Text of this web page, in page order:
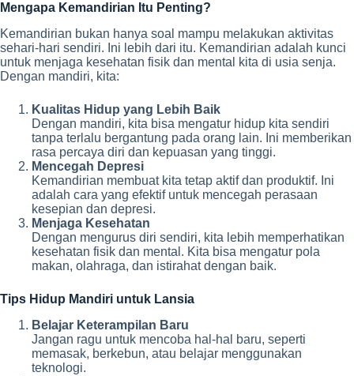
Mengapa Kemandirian Itu Penting?
Kemandirian bukan hanya soal mampu melakukan aktivitas
sehari-hari sendiri. Ini lebih dari itu. Kemandirian adalah kunci
untuk menjaga kesehatan fisik dan mental kita di usia senja.
Dengan mandiri, kita:
Kualitas Hidup yang Lebih Baik
Dengan mandiri, kita bisa mengatur hidup kita sendiri
tanpa terlalu bergantung pada orang lain. Ini memberikan
rasa percaya diri dan kepuasan yang tinggi.
Mencegah Depresi
Kemandirian membuat kita tetap aktif dan produktif. Ini
adalah cara yang efektif untuk mencegah perasaan
kesepian dan depresi.
Menjaga Kesehatan
Dengan mengurus diri sendiri, kita lebih memperhatikan
kesehatan fisik dan mental. Kita bisa mengatur pola
makan, olahraga, dan istirahat dengan baik.
Tips Hidup Mandiri untuk Lansia
Belajar Keterampilan Baru
Jangan ragu untuk mencoba hal-hal baru, seperti
memasak, berkebun, atau belajar menggunakan
teknologi.